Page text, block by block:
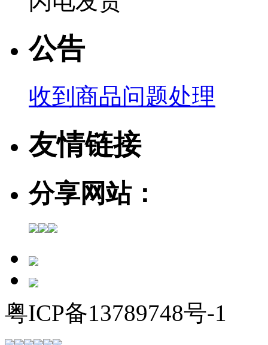
公告
收到商品问题处理
友情链接
分享网站：
粤ICP备13789748号-1